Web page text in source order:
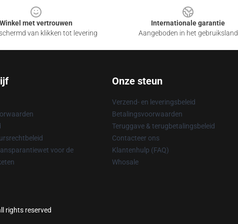
Winkel met vertrouwen
van klikken tot levering
Internationale garantie
Aangeboden in het gebruiksland
voor de
Onze steun
Verzend- en leveringsbeleid
Betalingsvoorwaarden
Teruggave & terugbetalingsbeleid
Contacteer ons
Klantenhulp (FAQ)
Whosale
rights reserved